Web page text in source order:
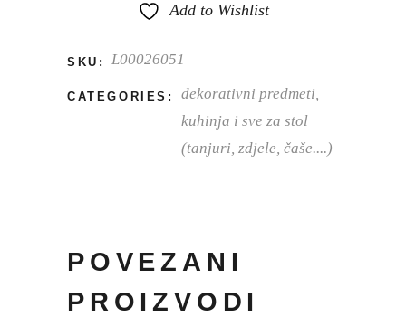
Add to Wishlist
SKU: L00026051
CATEGORIES: dekorativni predmeti,
kuhinja i sve za stol
(tanjuri, zdjele, čaše....)
POVEZANI
PROIZVODI